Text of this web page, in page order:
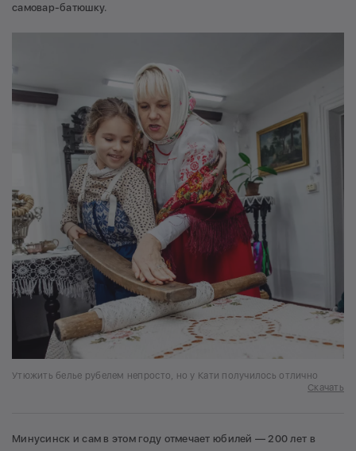
самовар-батюшку.
Утюжить белье рубелем непросто, но у Кати получилось отлично
Скачать
Минусинск и сам в этом году отмечает юбилей — 200 лет в